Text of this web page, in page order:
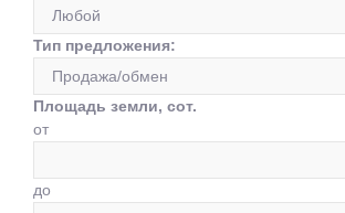
Тип предложения:
Площадь земли, сот.
от
до